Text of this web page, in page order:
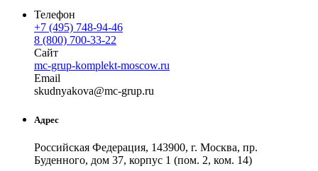
Телефон
+7 (495) 748-94-46
8 (800) 700-33-22
Сайт
mc-grup-komplekt-moscow.ru
Email
skudnyakova@mc-grup.ru
Адрес
Российская Федерация, 143900, г. Москва, пр.
Буденного, дом 37, корпус 1 (пом. 2, ком. 14)